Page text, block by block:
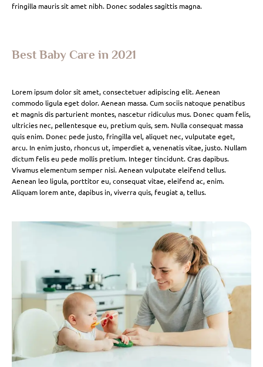
fringilla mauris sit amet nibh. Donec sodales sagittis magna.
Best Baby Care in 2021
Lorem ipsum dolor sit amet, consectetuer adipiscing elit. Aenean
commodo ligula eget dolor. Aenean massa. Cum sociis natoque penatibus
et magnis dis parturient montes, nascetur ridiculus mus. Donec quam felis,
ultricies nec, pellentesque eu, pretium quis, sem. Nulla consequat massa
quis enim. Donec pede justo, fringilla vel, aliquet nec, vulputate eget,
arcu. In enim justo, rhoncus ut, imperdiet a, venenatis vitae, justo. Nullam
dictum felis eu pede mollis pretium. Integer tincidunt. Cras dapibus.
Vivamus elementum semper nisi. Aenean vulputate eleifend tellus.
Aenean leo ligula, porttitor eu, consequat vitae, eleifend ac, enim.
Aliquam lorem ante, dapibus in, viverra quis, feugiat a, tellus.